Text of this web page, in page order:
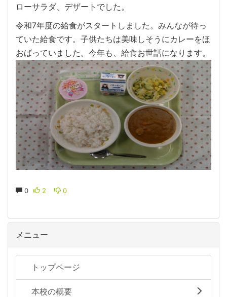
ローサラダ、デザートでした。
令和7年度の給食がスタートしました。みんなが待っ
ていた給食です。子供たちは美味しそうにカレーをほ
おばっていました。今年も、給食お世話になります。
0 2 0
メニュー
トップページ
本校の概要